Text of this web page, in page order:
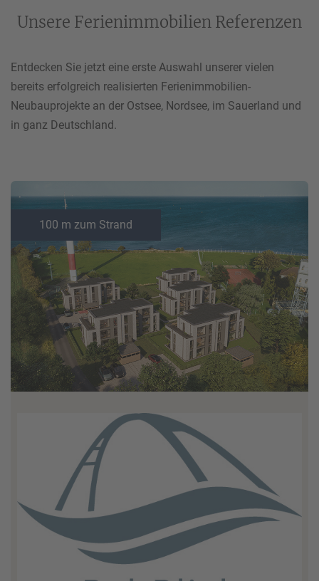
Unsere Ferienimmobilien Referenzen
Entdecken Sie jetzt eine erste Auswahl unserer vielen
bereits erfolgreich realisierten Ferienimmobilien-
Neubauprojekte an der Ostsee, Nordsee, im Sauerland und
in ganz Deutschland.
100 m zum Strand